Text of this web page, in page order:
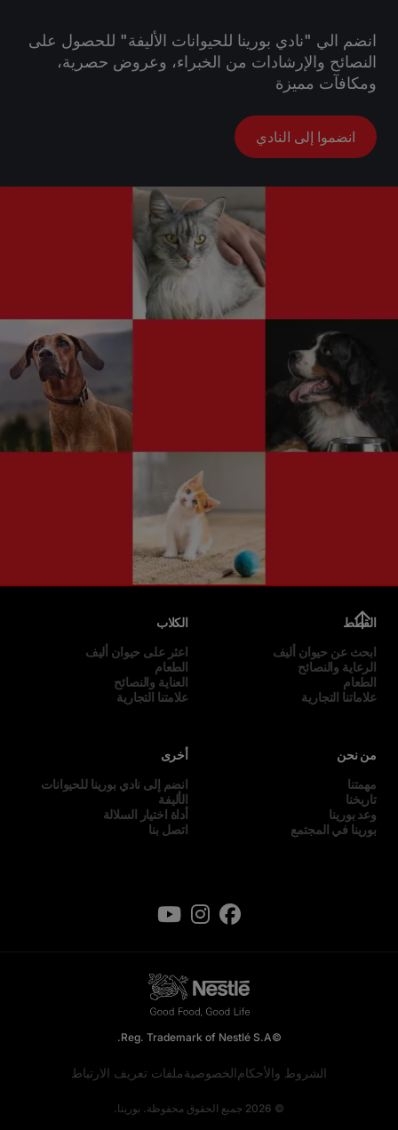
انضم الي "نادي بورينا للحيوانات الأليفة" للحصول على
النصائح والإرشادات من الخبراء، وعروض حصرية،
ومكافآت مميزة
انضموا إلى النادي
القطط
ابحث عن حيوان أليف
الرعاية والنصائح
الطعام
علاماتنا التجارية
الكلاب
اعثر على حيوان أليف
الطعام
العناية والنصائح
علامتنا التجارية
من نحن
مهمتنا
تاريخنا
وعد بورينا
بورينا في المجتمع
أخرى
انضم إلى نادي بورينا للحيوانات
الأليفة
أداة اختيار السلالة
اتصل بنا
©Reg. Trademark of Nestlé S.A.
الشروط والأحكامالخصوصيةملفات تعريف الارتباط
© 2026 جميع الحقوق محفوظة. بورينا.